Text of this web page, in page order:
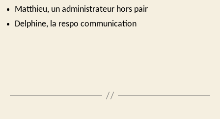
Matthieu, un administrateur hors pair
Delphine, la respo communication